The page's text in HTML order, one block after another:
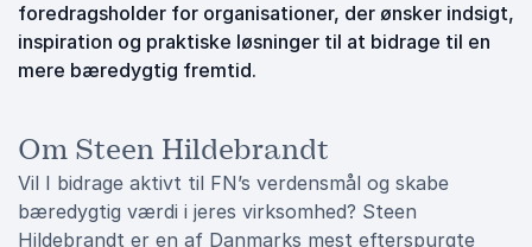
foredragsholder for organisationer, der ønsker indsigt,
inspiration og praktiske løsninger til at bidrage til en
mere bæredygtig fremtid.
Om Steen Hildebrandt
Vil I bidrage aktivt til FN’s verdensmål og skabe
bæredygtig værdi i jeres virksomhed? Steen
Hildebrandt er en af Danmarks mest efterspurgte